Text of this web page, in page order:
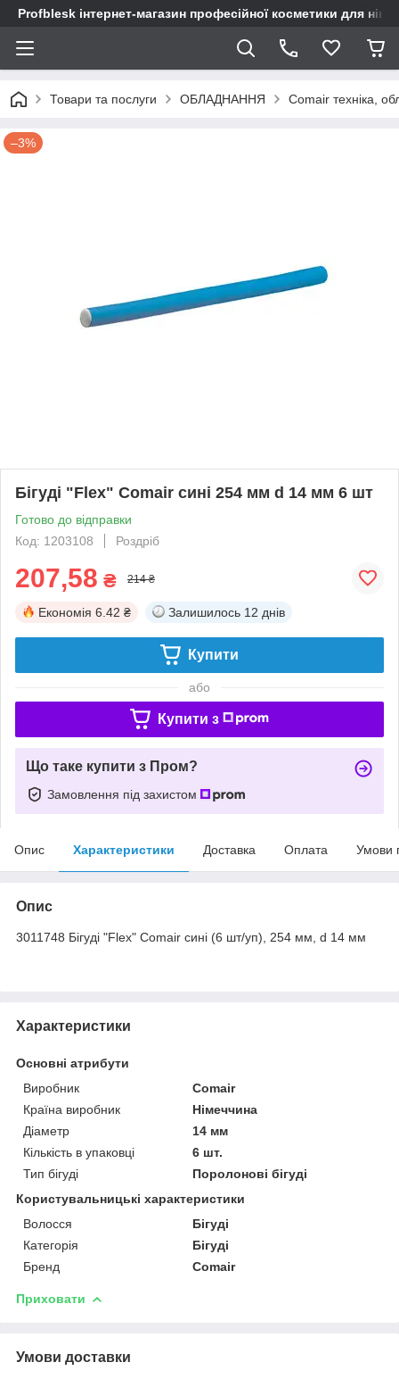
Profblesk інтернет-магазин професійної косметики для
Товари та послуги ОБЛАДНАННЯ Comair техніка,
–3%
Бігуді "Flex" Comair сині 254 мм d 14 мм 6 шт
Готово до відправки
Код: 1203108
Роздріб
207,58 ₴ 214 ₴
Економія 6.42 ₴ Залишилось 12 днів
Купити
або
Купити з
Що таке купити з Пром?
Замовлення під захистом
Опис Характеристики Доставка Оплата Умови
Опис
3011748 Бігуді "Flex" Comair сині (6 шт/уп), 254 мм, d 14 мм
Характеристики
Основні атрибути
Виробник
Comair
Країна виробник
Німеччина
Діаметр
14 мм
Кількість в упаковці
6 шт.
Тип бігуді
Поролонові бігуді
Користувальницькі характеристики
Волосся
Бігуді
Категорія
Бігуді
Бренд
Comair
Приховати
Умови доставки